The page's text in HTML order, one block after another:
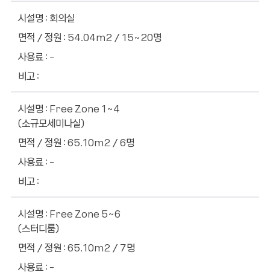
회의실
54.04m2 / 15~20명
-
Free Zone 1~4
(소규모세미나실)
65.10m2 / 6명
-
Free Zone 5~6
(스터디룸)
65.10m2 / 7명
-